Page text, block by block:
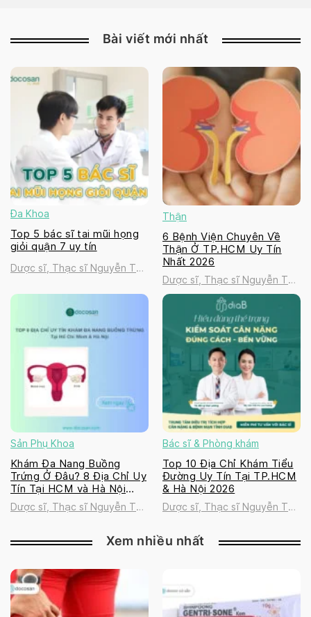
Bài viết mới nhất
Đa Khoa
Top 5 bác sĩ tai mũi họng
giỏi quận 7 uy tín
Dược sĩ, Thạc sĩ Nguyễn Thị
Thận
6 Bệnh Viện Chuyên Về
Thận Ở TP.HCM Uy Tín
Nhất 2026
Dược sĩ, Thạc sĩ Nguyễn Thị
Thanh Tú
Sản Phụ Khoa
Khám Đa Nang Buồng
Trứng Ở Đâu? 8 Địa Chỉ Uy
Tín Tại HCM và Hà Nội
2026
Dược sĩ, Thạc sĩ Nguyễn Thị
Bác sĩ & Phòng khám
Top 10 Địa Chỉ Khám Tiểu
Đường Uy Tín Tại TP.HCM
& Hà Nội 2026
Dược sĩ, Thạc sĩ Nguyễn Thị
Xem nhiều nhất